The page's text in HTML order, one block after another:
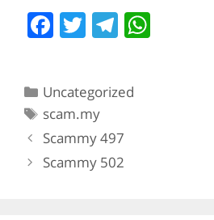
Boss_Logistic di
forum.lowyat.net Kes
scam.my id:189
F
a
e
b
o
o
T
w
er
T
el
gr
a
m
Categories
Uncategorized
Tags
scam.my
Scammy 497
Scammy 502